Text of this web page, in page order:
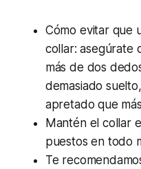
Cómo evitar que
collar: asegúrate
más de dos
demasiado
apretado que
Mantén el collar
puestos en todo
Te